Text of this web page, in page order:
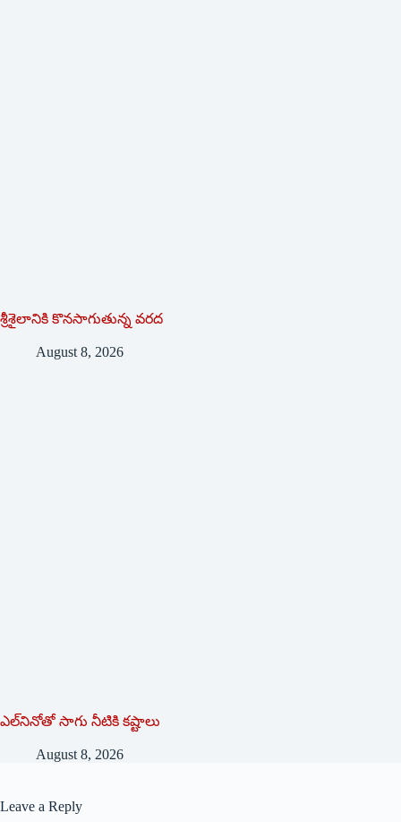
శ్రీశైలానికి కొనసాగుతున్న వరద
August 8, 2026
ఎల్‌నినోతో సాగు నీటికి కష్టాలు
August 8, 2026
Leave a Reply